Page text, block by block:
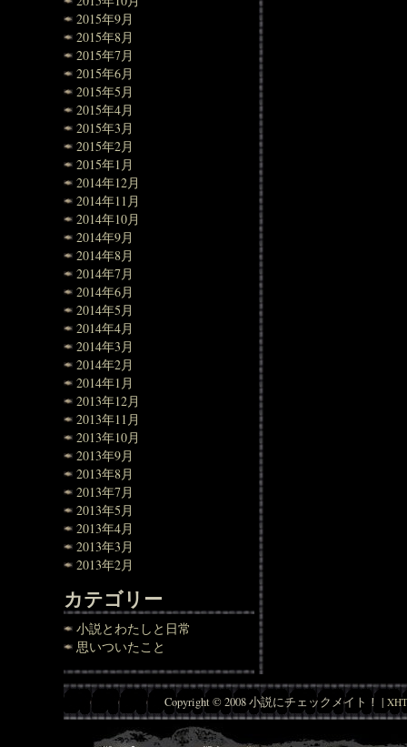
2015年9月
2015年8月
2015年7月
2015年6月
2015年5月
2015年4月
2015年3月
2015年2月
2015年1月
2014年12月
2014年11月
2014年10月
2014年9月
2014年8月
2014年7月
2014年6月
2014年5月
2014年4月
2014年3月
2014年2月
2014年1月
2013年12月
2013年11月
2013年10月
2013年9月
2013年8月
2013年7月
2013年5月
2013年4月
2013年3月
2013年2月
カテゴリー
小説とわたしと日常
思いついたこと
Copyright © 2008 小説にチェックメイト！ |